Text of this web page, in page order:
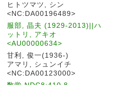
ヒトツマツ, シン
<NC:DA00196489>
服部, 晶夫 (1929-2013)||ハ
ットリ, アキオ
<AU00000634>
甘利, 俊一(1936-)
アマリ, シュンイチ
<NC:DA00123000>